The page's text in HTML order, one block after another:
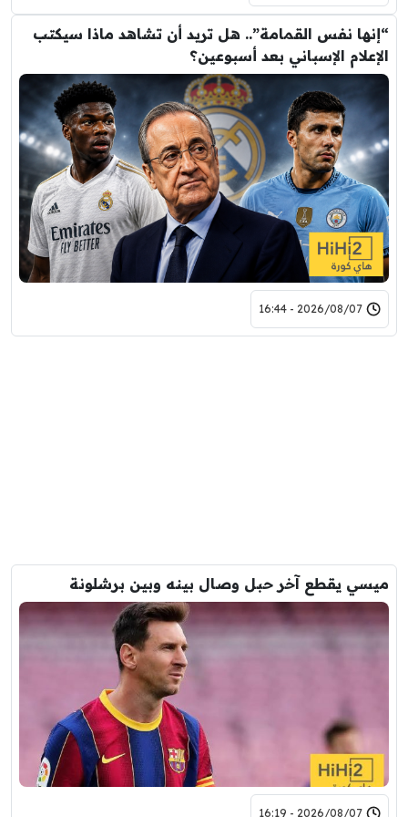
“إنها نفس القمامة”.. هل تريد أن تشاهد ماذا سيكتب
الإعلام الإسباني بعد أسبوعين؟
2026/08/07 - 16:44
ميسي يقطع آخر حبل وصال بينه وبين برشلونة
2026/08/07 - 16:19